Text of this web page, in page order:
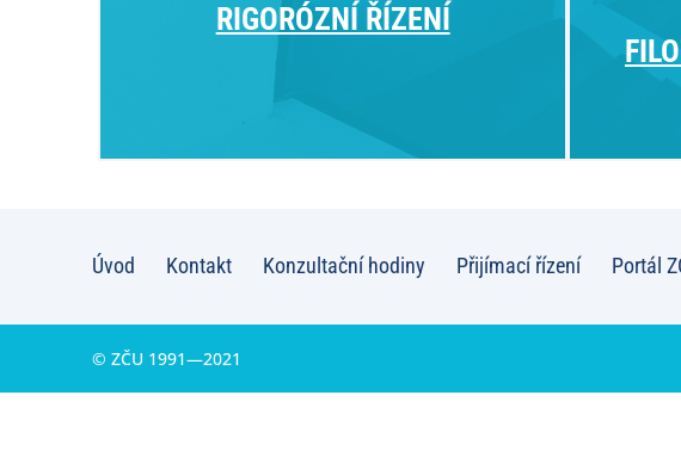
RIGORÓZNÍ ŘÍZENÍ
Úvod Kontakt Konzultační hodiny Přijímací řízení Portál
© ZČU 1991—2021